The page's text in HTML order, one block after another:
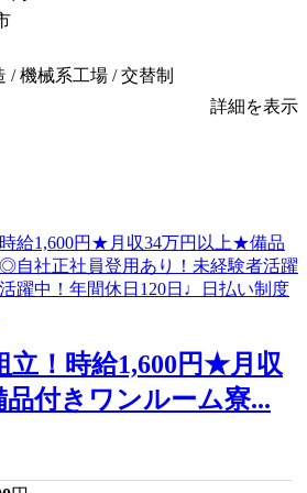
/ 機械系工場 / 交替制
詳細を表示
立！時給1,600円★月収
付きワンルーム寮...